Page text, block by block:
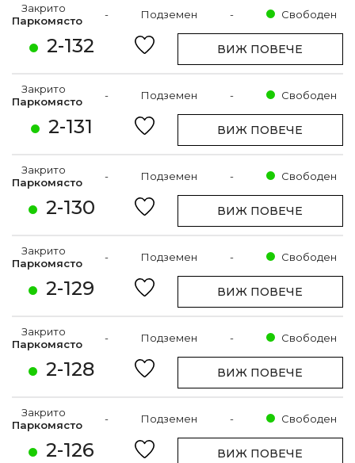
2-132
Закрито
Паркомясто
- Подземен - Свободен
ВИЖ ПОВЕЧЕ
2-131
Закрито
Паркомясто
- Подземен - Свободен
ВИЖ ПОВЕЧЕ
2-130
Закрито
Паркомясто
- Подземен - Свободен
ВИЖ ПОВЕЧЕ
2-129
Закрито
Паркомясто
- Подземен - Свободен
ВИЖ ПОВЕЧЕ
2-128
Закрито
Паркомясто
- Подземен - Свободен
ВИЖ ПОВЕЧЕ
2-126
Закрито
Паркомясто
- Подземен - Свободен
ВИЖ ПОВЕЧЕ